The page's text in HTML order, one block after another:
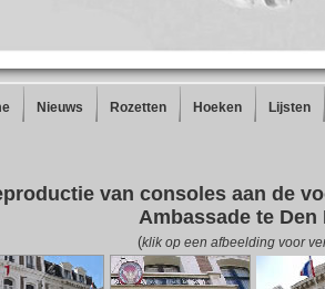
Nieuws Rozetten Hoeken Lijsten
van consoles aan de
Ambassade te Den
(klik op een afbeelding voor